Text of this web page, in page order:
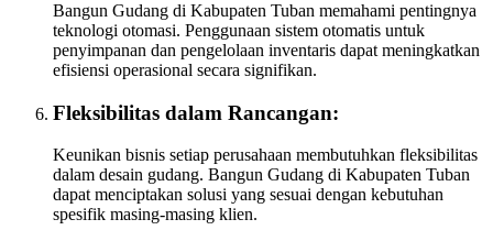
Bangun Gudang di Kabupaten Tuban memahami pentingnya
teknologi otomasi. Penggunaan sistem otomatis untuk
penyimpanan dan pengelolaan inventaris dapat meningkatkan
efisiensi operasional secara signifikan.
Fleksibilitas dalam Rancangan:
Keunikan bisnis setiap perusahaan membutuhkan fleksibilitas
dalam desain gudang. Bangun Gudang di Kabupaten Tuban
dapat menciptakan solusi yang sesuai dengan kebutuhan
spesifik masing-masing klien.